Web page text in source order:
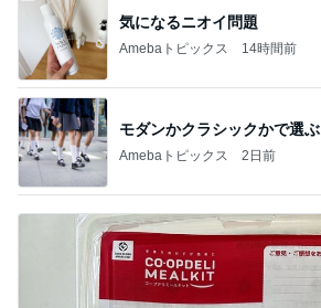
気になるニオイ問題
Amebaトピックス 14時間前
モダンかクラシックかで選
Amebaトピックス 2日前